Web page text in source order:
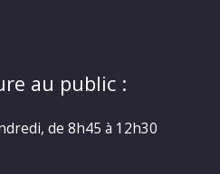
au public :
de 8h45 à 12h30